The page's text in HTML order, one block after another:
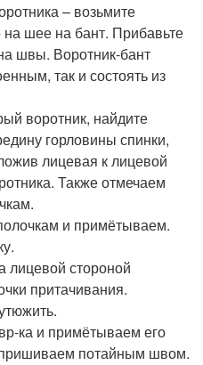
– возьмите
на шее на бант. Прибавьте
швы. Воротник-бант
так и состоять из
воротник, найдите
горловины спинки,
лицевая к лицевой
Также отмечаем
и примётываем.
лицевой стороной
притачивания.
ка и примётываем его
потайным швом.